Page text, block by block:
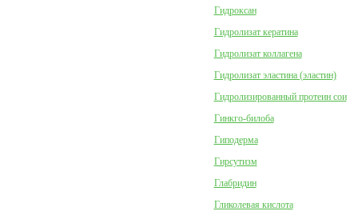
Гидроксан
Гидролизат кератина
Гидролизат коллагена
Гидролизат эластина (эластин)
Гидролизированный протеин сои
Гинкго-билоба
Гиподерма
Гирсутизм
Глабридин
Гликолевая кислота